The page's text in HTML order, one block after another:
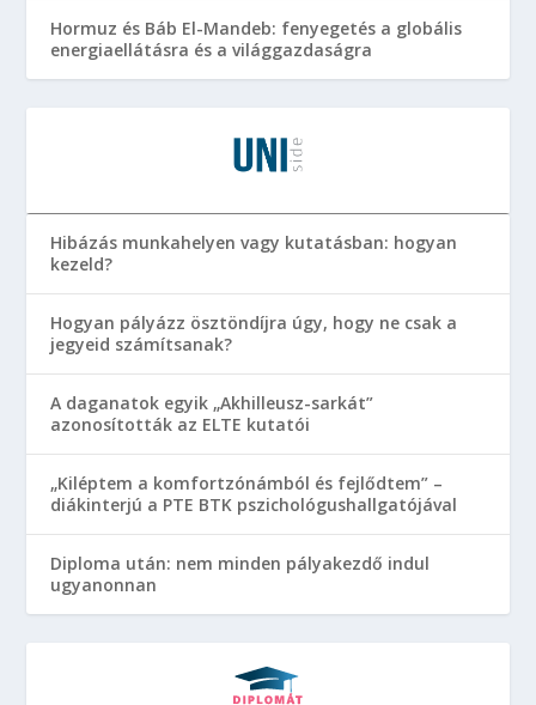
Hormuz és Báb El-Mandeb: fenyegetés a globális
energiaellátásra és a világgazdaságra
Hibázás munkahelyen vagy kutatásban: hogyan
kezeld?
Hogyan pályázz ösztöndíjra úgy, hogy ne csak a
jegyeid számítsanak?
A daganatok egyik „Akhilleusz-sarkát”
azonosították az ELTE kutatói
„Kiléptem a komfortzónámból és fejlődtem” –
diákinterjú a PTE BTK pszichológushallgatójával
Diploma után: nem minden pályakezdő indul
ugyanonnan